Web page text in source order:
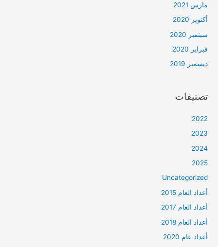
مارس 2021
أكتوبر 2020
سبتمبر 2020
فبراير 2020
ديسمبر 2019
تصنيفات
2022
2023
2024
2025
Uncategorized
أعداد العام 2015
أعداد العام 2017
أعداد العام 2018
أعداد عام 2020